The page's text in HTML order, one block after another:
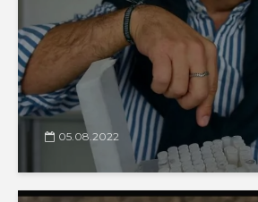
05.08.2022